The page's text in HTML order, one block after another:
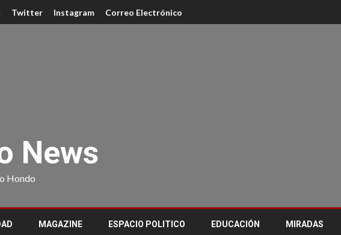
Twitter Instagram Correo Electrónico
News
Hondo
MAGAZINE ESPACIO POLITICO EDUCACIÓN MIRADAS